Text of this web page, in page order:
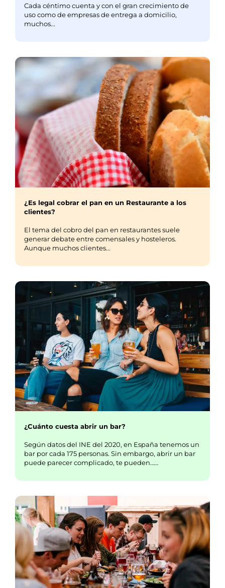
Cada céntimo cuenta y con el gran crecimiento de
uso como de empresas de entrega a domicilio,
muchos...
¿Es legal cobrar el pan en un Restaurante a los
clientes?
El tema del cobro del pan en restaurantes suele
generar debate entre comensales y hosteleros.
Aunque muchos clientes...
¿Cuánto cuesta abrir un bar?
Según datos del INE del 2020, en España tenemos un
bar por cada 175 personas. Sin embargo, abrir un bar
puede parecer complicado, te pueden……